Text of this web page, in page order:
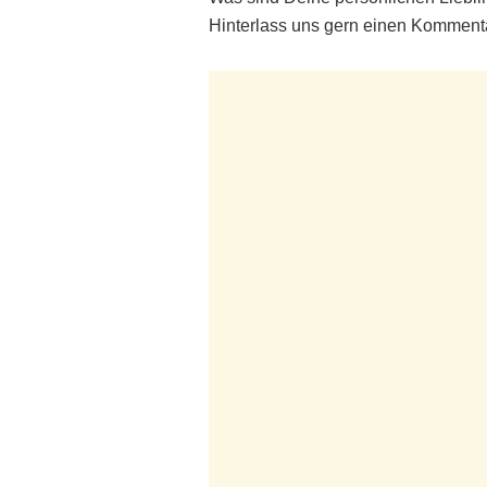
Hinterlass uns gern einen